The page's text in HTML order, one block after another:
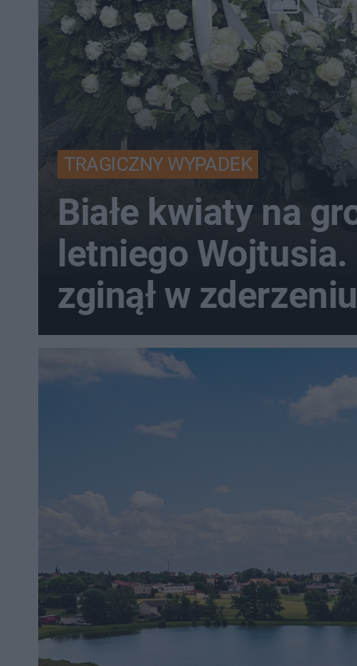
TRAGICZNY WYPADEK
Białe kwiaty na
letniego Wojtusia.
zginął w
kombajnem